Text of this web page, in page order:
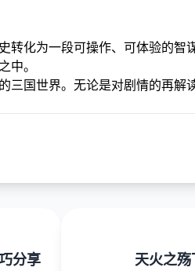
转化为一段可操作、可体验的智
中。
三国世界。无论是对剧情的再解
分享 天火之